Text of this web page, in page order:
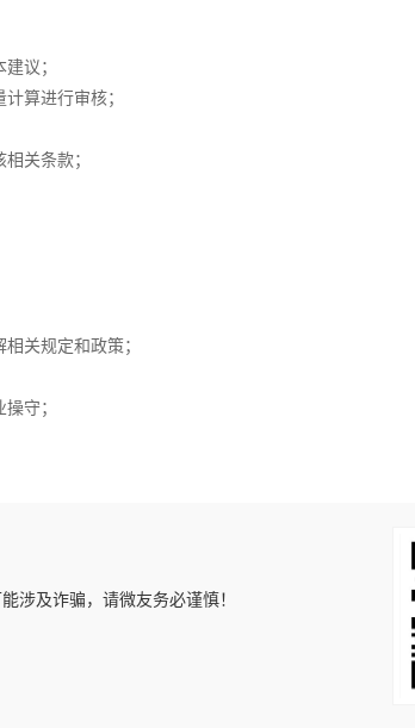
议；
算进行审核；
关条款；
关规定和政策；
守；
涉及诈骗，请微友务必谨慎！